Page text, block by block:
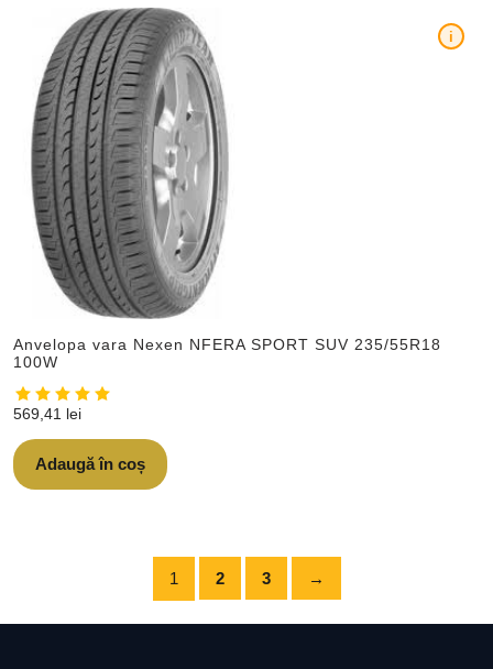
Anvelopa vara Nexen NFERA SPORT SUV 235/55R18
100W
i
569,41 lei
Adaugă în coș
1 2 3 →